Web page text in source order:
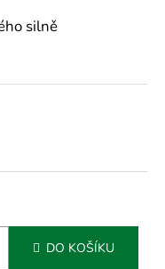
silně
DO KOŠÍKU